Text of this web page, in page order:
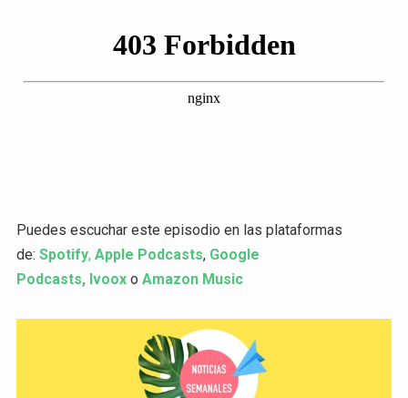
Puedes escuchar este episodio en las plataformas
de: Spotify, Apple Podcasts, Google
Podcasts, Ivooxo Amazon Music